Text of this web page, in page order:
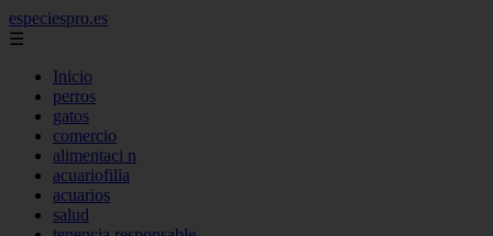
especiespro.es
☰
Inicio
perros
gatos
comercio
alimentaci n
acuariofilia
acuarios
salud